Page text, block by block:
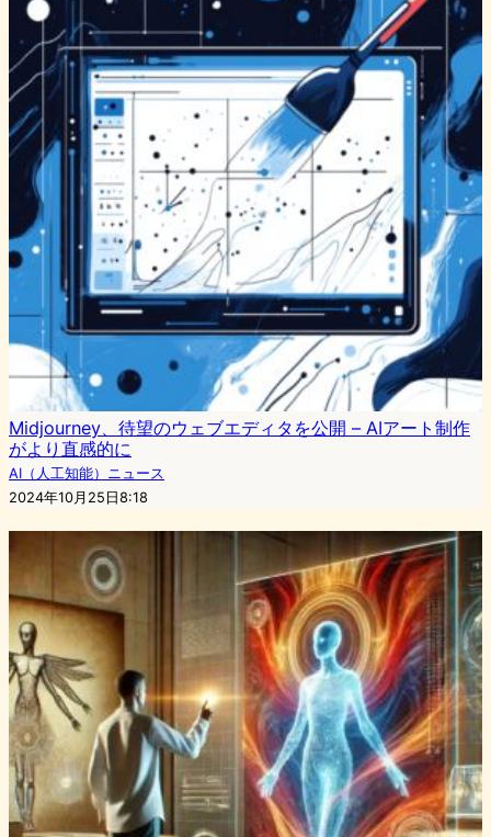
Midjourney、待望のウェブエディタを公開 – AIアート制作
がより直感的に
AI（人工知能）ニュース
2024年10月25日8:18